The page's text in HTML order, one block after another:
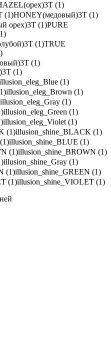
(1)
HONEY(медовый)3T (1)
PURE
TRUE
(1)
(1)
illusion_eleg_Brown (1)
illusion_eleg_Gray (1)
illusion_eleg_Green (1)
illusion_eleg_Violet (1)
illusion_shine_BLACK (1)
illusion_shine_BLUE (1)
illusion_shine_BROWN (1)
illusion_shine_Gray (1)
illusion_shine_GREEN (1)
illusion_shine_VIOLET (1)